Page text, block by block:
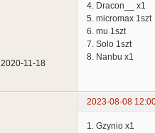
2020-11-18
4. Dracon__ x1
5. micromax 1szt
6. mu 1szt
7. Solo 1szt
8. Nanbu x1
2023-08-08
1. Gzynio x1